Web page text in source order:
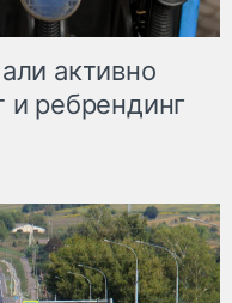
активно
и ребрендинг